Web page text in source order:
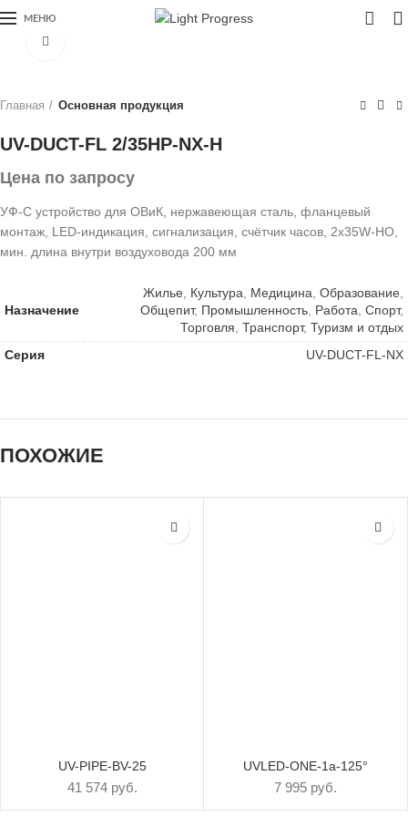
МЕНЮ
Главная Основная продукция
UV-DUCT-FL 2/35HP-NX-H
Цена по запросу
УФ-С устройство для ОВиК, нержавеющая сталь, фланцевый
монтаж, LED-индикация, сигнализация, счётчик часов, 2x35W-HO,
мин. длина внутри воздуховода 200 мм
Назначение
Жилье Культура Медицина Образование
Общепит, Промышленность Работа Спорт,
Торговля Транспорт, Туризм и отдых
Серия
UV-DUCT-FL-NX
ПОХОЖИЕ
UV-PIPE-BV-25
41 574 руб.
UVLED-ONE-1a-125°
7 995 руб.